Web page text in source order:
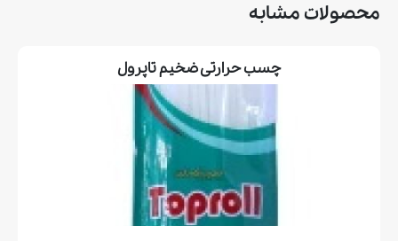
محصولات مشابه
چسب حرارتی ضخيم تاپرول